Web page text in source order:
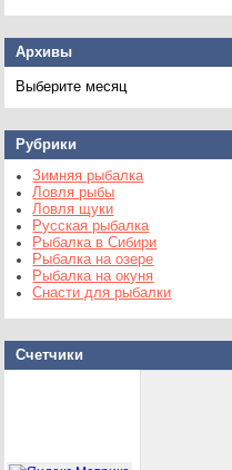
Архивы
Архивы
Рубрики
Зимняя рыбалка
Ловля рыбы
Ловля щуки
Русская рыбалка
Рыбалка в Сибири
Рыбалка на озере
Рыбалка на окуня
Снасти для рыбалки
Счетчики